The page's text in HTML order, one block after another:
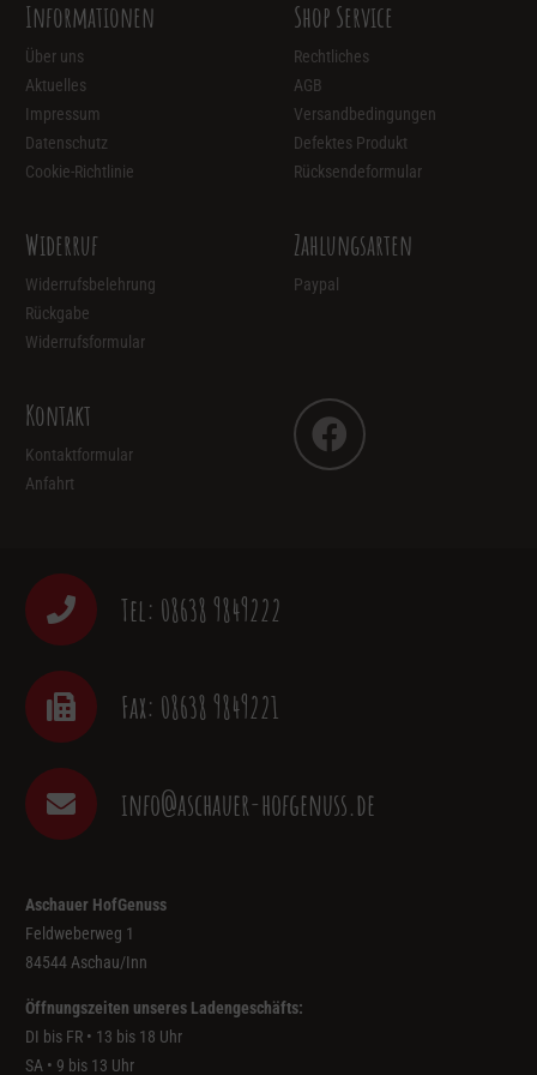
Varianten
auf.
Die
Optionen
können
auf
Produktseite
gewählt
werden
Informationen
Über uns
Aktuelles
Impressum
Datenschutz
Cookie-Richtlinie
Shop Service
Rechtliches
AGB
Versandbedingungen
Defektes Produkt
Rücksendeformular
Widerruf
Widerrufsbelehrung
Rückgabe
Widerrufsformular
Zahlungsarten
Paypal
Kontakt
Kontaktformular
Anfahrt
Tel: 08638 9849222
Fax: 08638 9849221
info@aschauer-hofgenuss.de
Aschauer HofGenuss
Feldweberweg 1
84544 Aschau/Inn
Öffnungszeiten unseres Ladengeschäfts:
DI bis FR • 13 bis 18 Uhr
SA • 9 bis 13 Uhr